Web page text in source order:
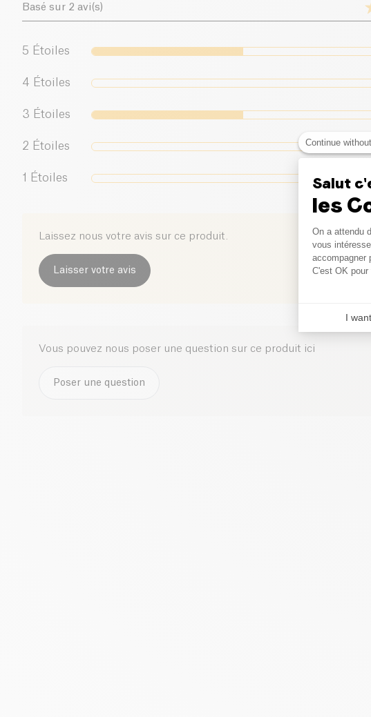
Basé sur 2 avi(s)
5 Étoiles
4 Étoiles
3 Étoiles
2 Étoiles
1 Étoiles
Laissez nous votre avis sur ce produit.
Laisser votre avis
Vous pouvez nous poser une question sur ce produit ici
Poser une question
Continue
Salut
les
On a attendu
vous
accompagner
C'est OK pour
I